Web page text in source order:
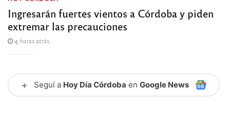
Ingresarán fuertes vientos a Córdoba y piden
extremar las precauciones
4 horas atrás
+ Seguí a Hoy Día Córdoba en Google News